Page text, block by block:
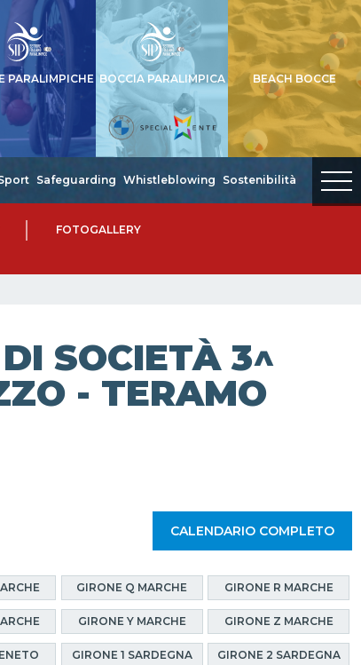
PARALIMPICHE BOCCIA PARALIMPICA BEACH BOCCE
Safeguarding Whistleblowing Sostenibilità
FOTOGALLERY
SOCIETÀ 3^
- TERAMO
CALENDARIO COMPLETO
GIRONE Q MARCHE GIRONE R MARCHE
GIRONE Y MARCHE GIRONE Z MARCHE
GIRONE 1 SARDEGNA GIRONE 2 SARDEGNA